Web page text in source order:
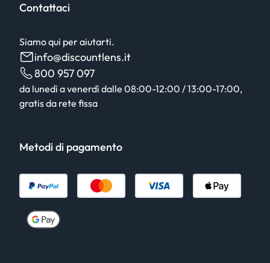
Contattaci
Siamo qui per aiutarti.
info@discountlens.it
800 957 097
da lunedì a venerdì dalle 08:00-12:00 / 13:00-17:00,
gratis da rete fissa
Metodi di pagamento